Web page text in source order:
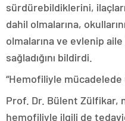
sürdürebildiklerini,
dahil olmalarına,
olmalarına ve evlenip
sağladığını bildirdi.
“Hemofiliyle mücadelede
Prof. Dr. Bülent Zülfikar,
hemofiliyle ilgili de